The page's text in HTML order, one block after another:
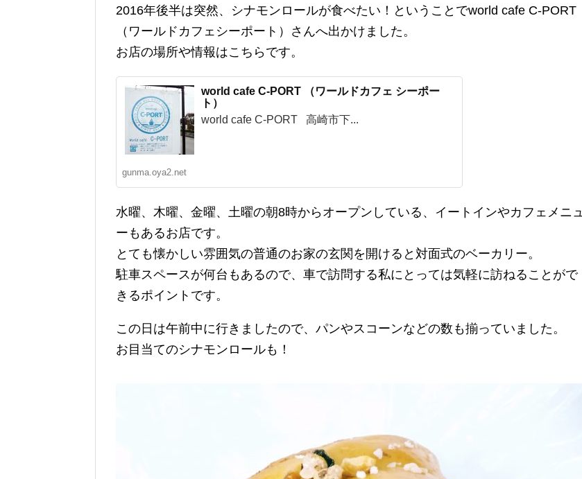
2016年後半は突然、シナモンロールが食べたい！ということでworld cafe C-PORT
（ワールドカフェシーポート）さんへ出かけました。
お店の場所や情報はこちらです。
world cafe C-PORT （ワールドカフェ シーポー
ト）
world cafe C-PORT 高崎市下...
gunma.oya2.net
水曜、木曜、金曜、土曜の朝8時からオープンしている、イートインやカフェメニュ
ーもあるお店です。
とても懐かしい雰囲気の普通のお家の玄関を開けると対面式のベーカリー。
駐車スペースが何台もあるので、車で訪問する私にとっては気軽に訪ねることがで
きるポイントです。
この日は午前中に行きましたので、パンやスコーンなどの数も揃っていました。
お目当てのシナモンロールも！